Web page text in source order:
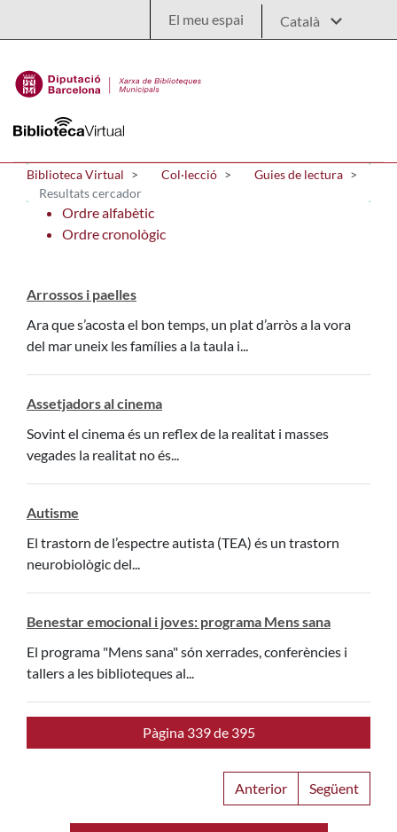
El meu espai
Biblioteca Virtual Col·lecció
Guies de lectura
Resultats cercador
Ordre alfabètic
Ordre cronològic
Arrossos i paelles
Ara que s’acosta el bon temps, un plat d’arròs a la vora
del mar uneix les famílies a la taula i...
Assetjadors al cinema
Sovint el cinema és un reflex de la realitat i masses
vegades la realitat no és...
Autisme
El trastorn de l’espectre autista (TEA) és un trastorn
neurobiològic del...
Benestar emocional i joves: programa Mens sana
El programa "Mens sana" són xerrades, conferències i
tallers a les biblioteques al...
Pàgina 339 de 395
Anterior Següent